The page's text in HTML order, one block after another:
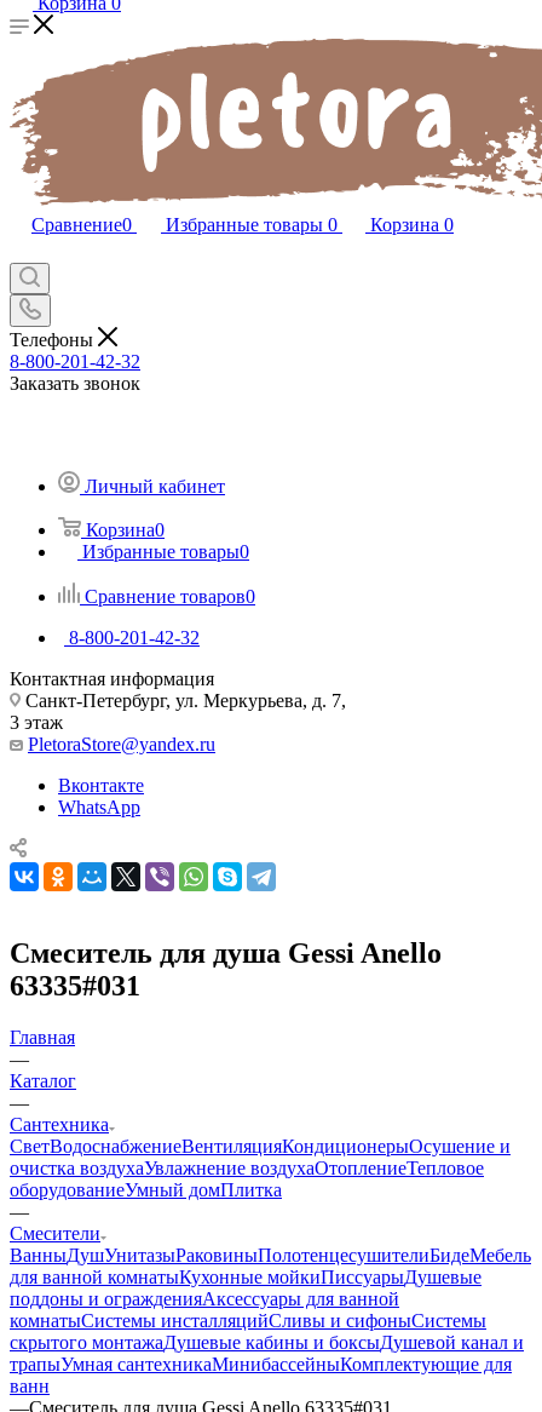
Сравнение0 Избранные товары 0 Корзина 0
Телефоны
8-800-201-42-32
Заказать звонок
Личный кабинет
Корзина0
Избранные товары0
Сравнение товаров0
8-800-201-42-32
Контактная информация
Санкт-Петербург, ул. Меркурьева, д. 7,
3 этаж
PletoraStore@yandex.ru
Вконтакте
WhatsApp
Смеситель для душа Gessi Anello
63335#031
Главная
—
Каталог
—
Сантехника
СветВодоснабжениеВентиляцияКондиционерыОсушение и
очистка воздухаУвлажнение воздухаОтоплениеТепловое
оборудованиеУмный домПлитка
—
Смесители
ВанныДушУнитазыРаковиныПолотенцесушителиБидеМебель
для ванной комнатыКухонные мойкиПиссуарыДушевые
поддоны и огражденияАксессуары для ванной
комнатыСистемы инсталляцийСливы и сифоныСистемы
скрытого монтажаДушевые кабины и боксыДушевой канал и
трапыУмная сантехникаМинибассейныКомплектующие для
ванн
—Смеситель для душа Gessi Anello 63335#031